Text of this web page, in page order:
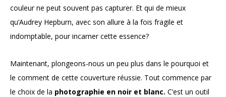
couleur ne peut souvent pas capturer. Et qui de mieux
qu’Audrey Hepburn, avec son allure à la fois fragile et
indomptable, pour incarner cette essence?
Maintenant, plongeons-nous un peu plus dans le pourquoi et
le comment de cette couverture réussie. Tout commence par
le choix de la photographie en noir et blanc. C’est un outil